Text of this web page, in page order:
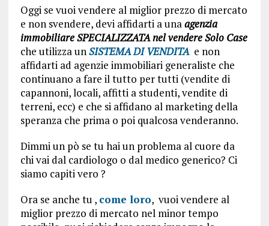
Oggi se vuoi vendere al miglior prezzo di mercato
e non svendere, devi affidarti a unaagenzia
immobiliare SPECIALIZZATAnel vendere Solo Case
che utilizza unSISTEMA DI VENDITAe non
affidarti ad agenzie immobiliari generaliste che
continuano a fare il tutto per tutti (vendite di
capannoni, locali, affitti a studenti, vendite di
terreni, ecc) e che si affidano al marketing della
speranza che prima o poi qualcosa venderanno.
Dimmi un pò se tu hai un problema al cuore da
chi vai dal cardiologo o dal medico generico? Ci
siamo capiti vero ?
Ora se anche tu , come loro, vuoi vendere al
miglior prezzo di mercato nel minor tempo